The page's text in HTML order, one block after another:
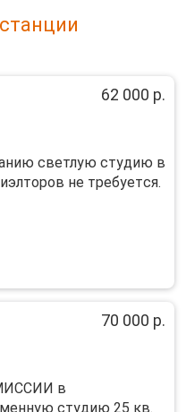
62 000 р.
светлую студию в
не трeбуeтcя.
70 000 р.
в
студию 25 кв.